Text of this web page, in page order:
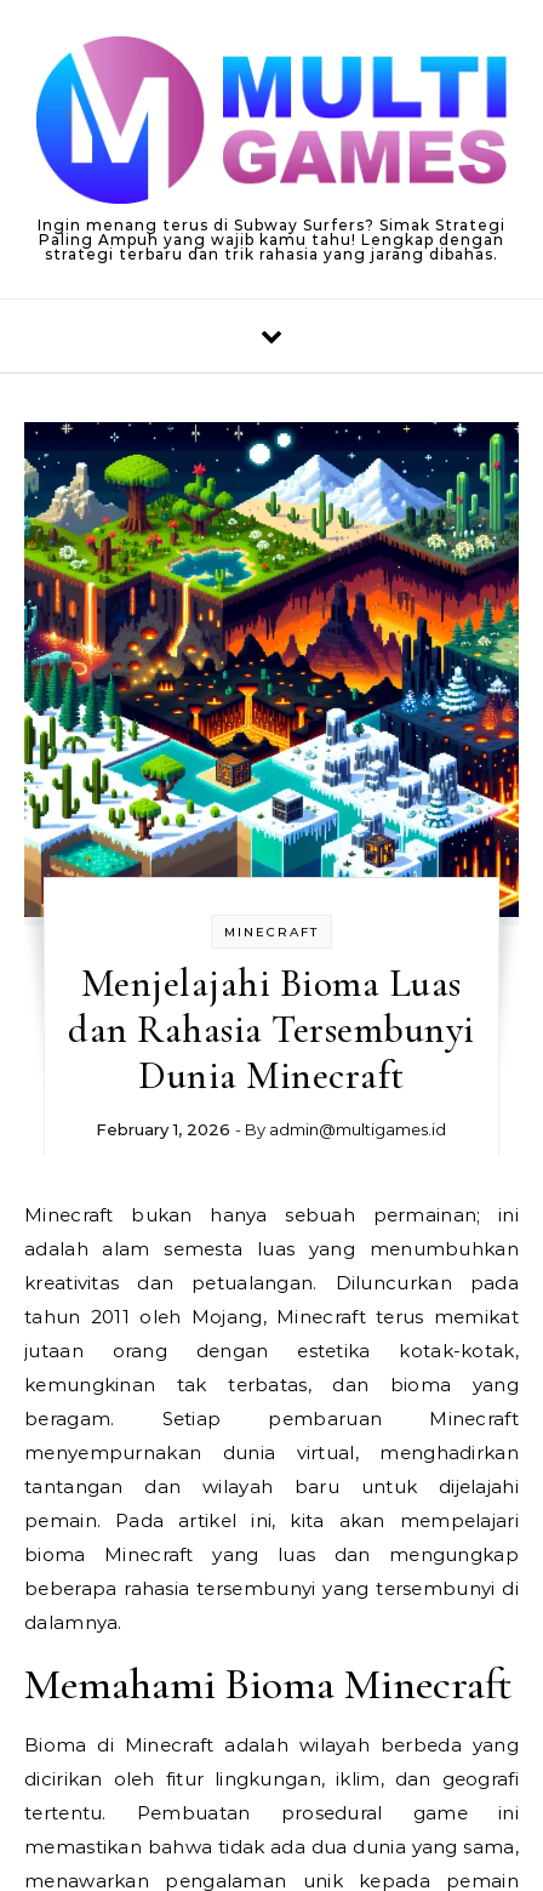
Ingin menang terus di Subway Surfers? Simak Strategi
Paling Ampuh yang wajib kamu tahu! Lengkap dengan
strategi terbaru dan trik rahasia yang jarang dibahas.
MINECRAFT
Menjelajahi Bioma Luas
dan Rahasia Tersembunyi
Dunia Minecraft
February 1, 2026 - By admin@multigames.id
Minecraft bukan hanya sebuah permainan; ini
adalah alam semesta luas yang menumbuhkan
kreativitas dan petualangan. Diluncurkan pada
tahun 2011 oleh Mojang, Minecraft terus memikat
jutaan orang dengan estetika kotak-kotak,
kemungkinan tak terbatas, dan bioma yang
beragam. Setiap pembaruan Minecraft
menyempurnakan dunia virtual, menghadirkan
tantangan dan wilayah baru untuk dijelajahi
pemain. Pada artikel ini, kita akan mempelajari
bioma Minecraft yang luas dan mengungkap
beberapa rahasia tersembunyi yang tersembunyi di
dalamnya.
Memahami Bioma Minecraft
Bioma di Minecraft adalah wilayah berbeda yang
dicirikan oleh fitur lingkungan, iklim, dan geografi
tertentu. Pembuatan prosedural game ini
memastikan bahwa tidak ada dua dunia yang sama,
menawarkan pengalaman unik kepada pemain